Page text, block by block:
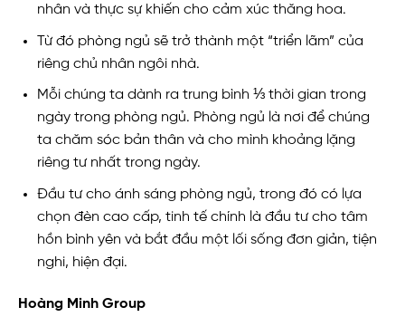
nhân và thực sự khiến cho cảm xúc thăng hoa.
Từ đó phòng ngủ sẽ trở thành một “triển lãm” của
riêng chủ nhân ngôi nhà.
Mỗi chúng ta dành ra trung bình ⅓ thời gian trong
ngày trong phòng ngủ. Phòng ngủ là nơi để chúng
ta chăm sóc bản thân và cho mình khoảng lặng
riêng tư nhất trong ngày.
Đầu tư cho ánh sáng phòng ngủ, trong đó có lựa
chọn đèn cao cấp, tinh tế chính là đầu tư cho tâm
hồn bình yên và bắt đầu một lối sống đơn giản, tiện
nghi, hiện đại.
Hoàng Minh Group